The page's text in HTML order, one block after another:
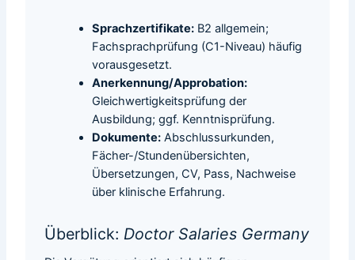
Sprachzertifikate: B2 allgemein;
Fachsprachprüfung (C1-Niveau) häufig
vorausgesetzt.
Anerkennung/Approbation:
Gleichwertigkeitsprüfung der
Ausbildung; ggf. Kenntnisprüfung.
Dokumente: Abschlussurkunden,
Fächer-/Stundenübersichten,
Übersetzungen, CV, Pass, Nachweise
über klinische Erfahrung.
Überblick: Doctor Salaries Germany